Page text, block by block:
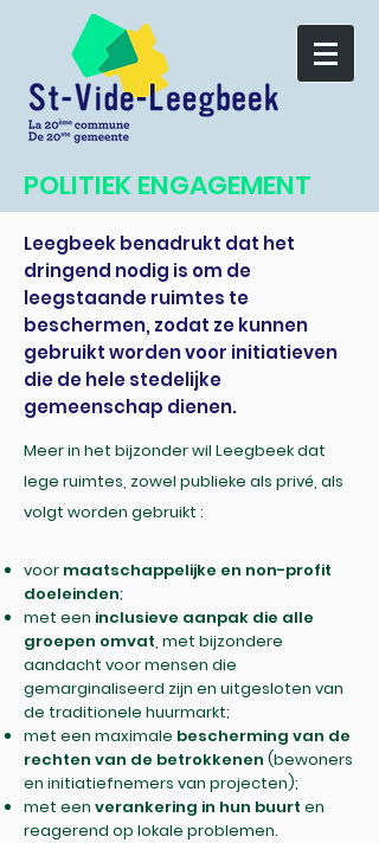
POLITIEK ENGAGEMENT
Leegbeek benadrukt dat het
dringend nodig is om de
leegstaande ruimtes te
beschermen, zodat ze kunnen
gebruikt worden voor initiatieven
die de hele stedelijke
gemeenschap dienen.
Meer in het bijzonder wil Leegbeek dat
lege ruimtes, zowel publieke als privé, als
volgt worden gebruikt :
voor maatschappelijke en non-profit
doeleinden;
met een inclusieve aanpak die alle
groepen omvat, met bijzondere
aandacht voor mensen die
gemarginaliseerd zijn en uitgesloten van
de traditionele huurmarkt;
met een maximale bescherming van de
rechten van de betrokkenen (bewoners
en initiatiefnemers van projecten);
met een verankering in hun buurt en
reagerend op lokale problemen.